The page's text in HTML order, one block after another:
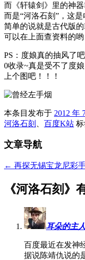
而《轩辕剑》里的神
而是“河洛石刻”，这是
简单的说就是古代版
可以在上面查资料的哟
PS：度娘真的抽风了
0收录~真是受不了度娘
上个图吧！！！
本条目发布于 2012 年
河洛石刻
百度K站 标
文章导航
← 再探无锡宝龙尼彩
《河洛石刻 》
耳朵的主人
百度最近在发神
据说陈靖仇说的